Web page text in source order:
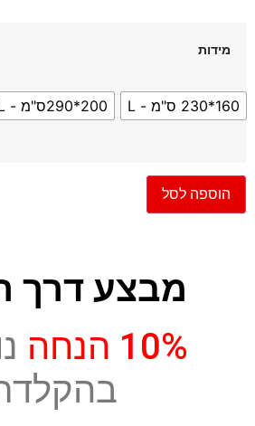
מידות
160*230 ס"מ - L 200*290ס"מ - XL
הוספה לסל
מבצע דרך
10% הנחה